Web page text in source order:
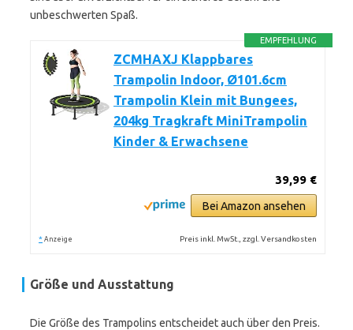
unbeschwerten Spaß.
EMPFEHLUNG
ZCMHAXJ Klappbares
Trampolin Indoor, Ø101.6cm
Trampolin Klein mit Bungees,
204kg Tragkraft MiniTrampolin
Kinder & Erwachsene
39,99 €
Bei Amazon ansehen
* Anzeige Preis inkl. MwSt., zzgl. Versandkosten
Größe und Ausstattung
Die Größe des Trampolins entscheidet auch über den Preis.